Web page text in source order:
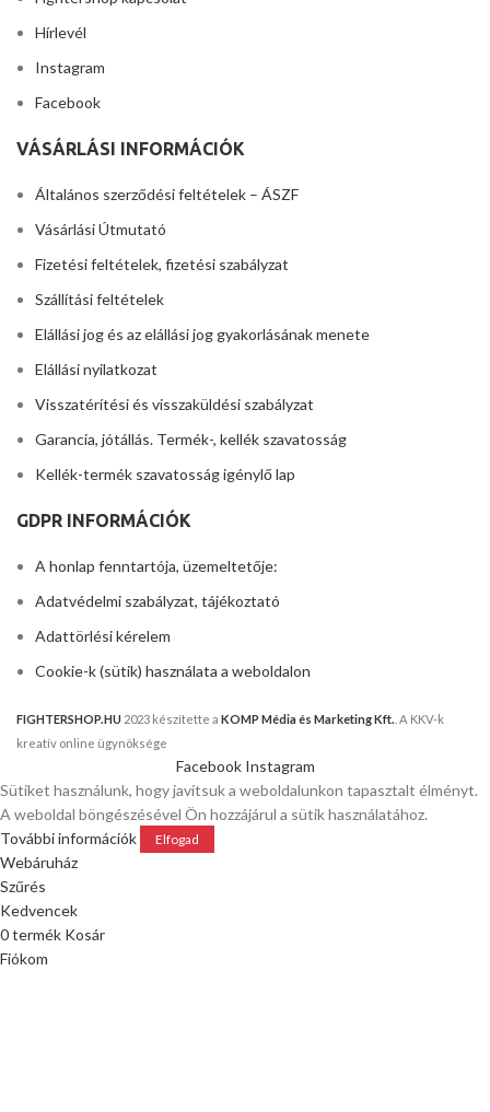
Hírlevél
Instagram
Facebook
VÁSÁRLÁSI INFORMÁCIÓK
Általános szerződési feltételek – ÁSZF
Vásárlási Útmutató
Fizetési feltételek, fizetési szabályzat
Szállítási feltételek
Elállási jog és az elállási jog gyakorlásának menete
Elállási nyilatkozat
Visszatérítési és visszaküldési szabályzat
Garancia, jótállás. Termék-, kellék szavatosság
Kellék-termék szavatosság igénylő lap
GDPR INFORMÁCIÓK
A honlap fenntartója, üzemeltetője:
Adatvédelmi szabályzat, tájékoztató
Adattörlési kérelem
Cookie-k (sütik) használata a weboldalon
FIGHTERSHOP.HU 2023 készítette a KOMP Média és Marketing Kft. . A KKV-k
kreatív online ügynöksége
Facebook Instagram
Sütiket használunk, hogy javítsuk a weboldalunkon tapasztalt élményt.
A weboldal böngészésével Ön hozzájárul a sütik használatához.
További információk
Elfogad
Webáruház
Szűrés
Kedvencek
0termék Kosár
Fiókom